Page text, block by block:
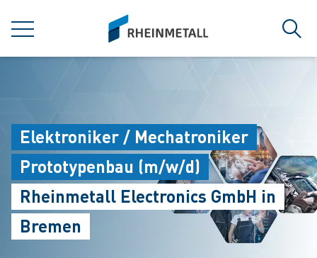
MENU
siteLogo
Elektroniker / Mechatroniker
Prototypenbau (m/w/d)
Rheinmetall Electronics GmbH in
Bremen